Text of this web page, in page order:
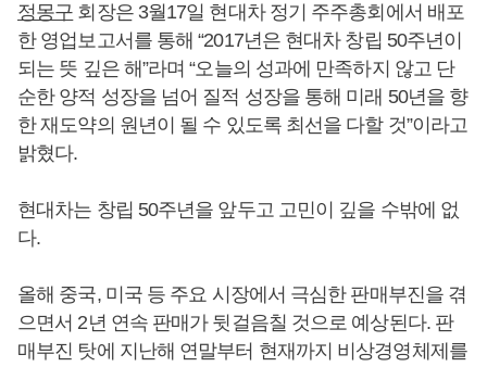
정몽구 회장은 3월17일 현대차 정기 주주총회에서 배포
한 영업보고서를 통해 “2017년은 현대차 창립 50주년이
되는 뜻 깊은 해”라며 “오늘의 성과에 만족하지 않고 단
순한 양적 성장을 넘어 질적 성장을 통해 미래 50년을 향
한 재도약의 원년이 될 수 있도록 최선을 다할 것”이라고
밝혔다.
현대차는 창립 50주년을 앞두고 고민이 깊을 수밖에 없
다.
올해 중국, 미국 등 주요 시장에서 극심한 판매부진을 겪
으면서 2년 연속 판매가 뒷걸음칠 것으로 예상된다. 판
매부진 탓에 지난해 연말부터 현재까지 비상경영체제를